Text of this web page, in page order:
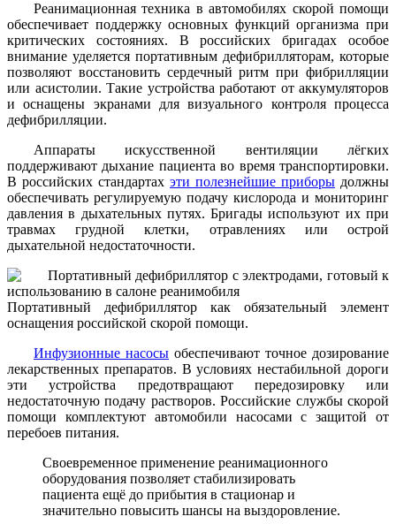
Реанимационная техника в автомобилях скорой помощи
обеспечивает поддержку основных функций организма при
критических состояниях. В российских бригадах особое
внимание уделяется портативным дефибрилляторам, которые
позволяют восстановить сердечный ритм при фибрилляции
или асистолии. Такие устройства работают от аккумуляторов
и оснащены экранами для визуального контроля процесса
дефибрилляции.
Аппараты искусственной вентиляции лёгких
поддерживают дыхание пациента во время транспортировки.
В российских стандартах эти полезнейшие приборы должны
обеспечивать регулируемую подачу кислорода и мониторинг
давления в дыхательных путях. Бригады используют их при
травмах грудной клетки, отравлениях или острой
дыхательной недостаточности.
Портативный дефибриллятор как обязательный элемент
оснащения российской скорой помощи.
Инфузионные насосы обеспечивают точное дозирование
лекарственных препаратов. В условиях нестабильной дороги
эти устройства предотвращают передозировку или
недостаточную подачу растворов. Российские службы скорой
помощи комплектуют автомобили насосами с защитой от
перебоев питания.
Своевременное применение реанимационного
оборудования позволяет стабилизировать
пациента ещё до прибытия в стационар и
значительно повысить шансы на выздоровление.